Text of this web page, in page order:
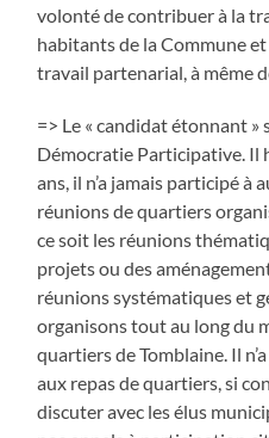
volonté de contribuer à la
habitants de la Commune
travail partenarial, à même
=> Le « candidat étonnant
Démocratie Participative. Il
ans, il n’a jamais participé à
réunions de quartiers
ce soit les réunions
projets ou des
réunions systématiques et
organisons tout au long du
quartiers de Tomblaine. Il
aux repas de quartiers, si
discuter avec les élus